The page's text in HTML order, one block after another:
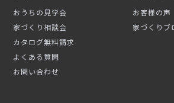
おうちの見学会
家づくり相談会
カタログ無料請求
よくある質問
お問い合わせ
お客様の声
家づくりブ